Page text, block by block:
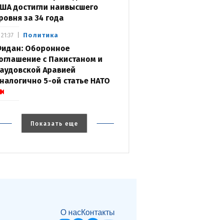
достигли наивысшего
за 34 года
Политика
Оборонное
с Пакистаном и
Аравией
5-ой статье НАТО
21:37
Показать еще
О насКонтакты